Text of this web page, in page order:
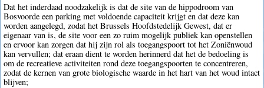
Dat het inderdaad noodzakelijk is dat de site van de hippodroom van
Bosvoorde een parking met voldoende capaciteit krijgt en dat deze kan
worden aangelegd, zodat het Brussels Hoofdstedelijk Gewest, dat er
eigenaar van is, de site voor een zo ruim mogelijk publiek kan openstellen
en ervoor kan zorgen dat hij zijn rol als toegangspoort tot het Zoniënwoud
kan vervullen; dat eraan dient te worden herinnerd dat het de bedoeling is
om de recreatieve activiteiten rond deze toegangspoorten te concentreren,
zodat de kernen van grote biologische waarde in het hart van het woud intact
blijven;